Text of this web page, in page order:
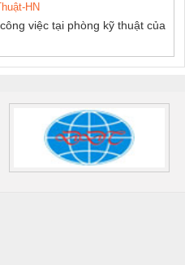
HN
việc tại phòng kỹ thuật của